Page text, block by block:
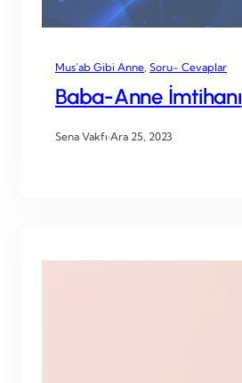
Mus’ab Gibi Anne Soru- Cevaplar
Baba-Anne İmtihanı
Sena Vakfı·Ara 25, 2023